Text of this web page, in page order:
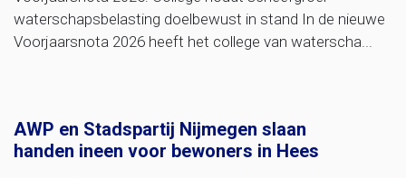
waterschapsbelasting doelbewust in stand In de nieuwe
Voorjaarsnota 2026 heeft het college van waterscha...
AWP en Stadspartij Nijmegen slaan
handen ineen voor bewoners in Hees